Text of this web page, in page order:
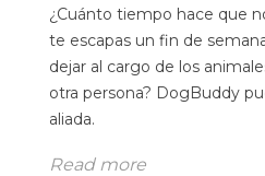
¿Cuánto tiempo hace que
te escapas un fin de
dejar al cargo de los
otra persona? DogBuddy
aliada.
Read more